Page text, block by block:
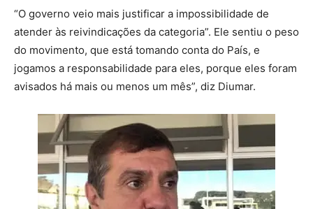
“O governo veio mais justificar a impossibilidade de
atender às reivindicações da categoria”. Ele sentiu o peso
do movimento, que está tomando conta do País, e
jogamos a responsabilidade para eles, porque eles foram
avisados há mais ou menos um mês”, diz Diumar.